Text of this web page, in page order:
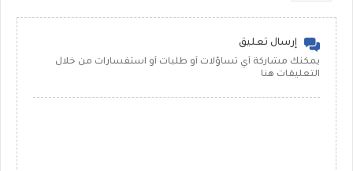
إرسال تعليق
يمكنك مشاركة أي تساؤلات أو طلبات أو استفسارات من خلال
التعليقات هنا